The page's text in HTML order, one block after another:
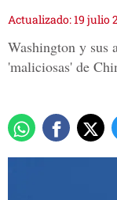
Actualizado: 19 julio
Washington y sus
'maliciosas' de